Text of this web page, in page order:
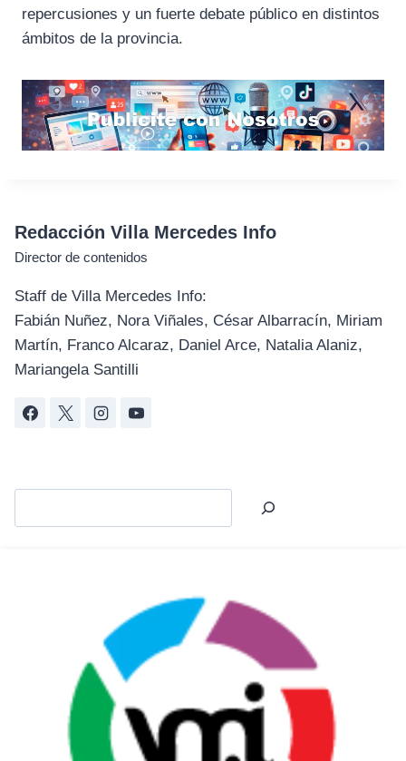
repercusiones y un fuerte debate público en distintos
ámbitos de la provincia.
Redacción Villa Mercedes Info
Director de contenidos
Staff de Villa Mercedes Info:
Fabián Nuñez, Nora Viñales, César Albarracín, Miriam
Martín, Franco Alcaraz, Daniel Arce, Natalia Alaniz,
Mariangela Santilli